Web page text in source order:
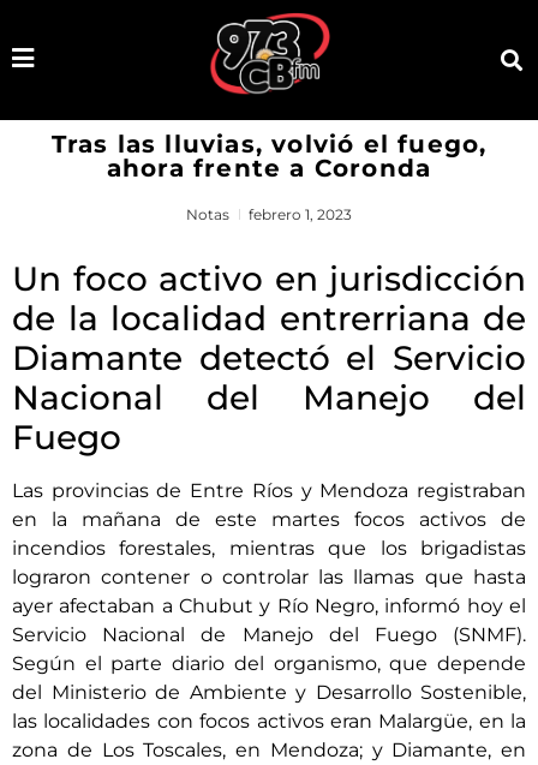
Tras las lluvias, volvió el fuego,
ahora frente a Coronda
Notas febrero 1, 2023
Un foco activo en jurisdicción
de la localidad entrerriana de
Diamante detectó el Servicio
Nacional del Manejo del
Fuego
Las provincias de Entre Ríos y Mendoza registraban
en la mañana de este martes focos activos de
incendios forestales, mientras que los brigadistas
lograron contener o controlar las llamas que hasta
ayer afectaban a Chubut y Río Negro, informó hoy el
Servicio Nacional de Manejo del Fuego (SNMF).
Según el parte diario del organismo, que depende
del Ministerio de Ambiente y Desarrollo Sostenible,
las localidades con focos activos eran Malargüe, en la
zona de Los Toscales, en Mendoza; y Diamante, en